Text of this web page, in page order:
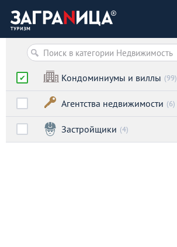
Кондоминиумы и виллы (99)
Агентства недвижимости (6)
Застройщики (4)